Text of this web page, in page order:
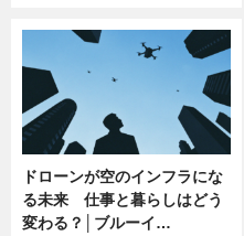
ドローンが空のインフラにな
る未来 仕事と暮らしはどう
変わる？│ブルーイ…